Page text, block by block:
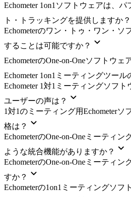
Echometer 1on1ソフトウェアは、
ト・トラッキングを提供しますか？
Echometerのワン・トゥ・ワン・ソ
することは可能ですか？
EchometerのOne-on-Oneソフトウェ
Echometer 1on1ミーティングツー
Echometer 1対1ミーティングソフ
ユーザーの声は？
1対1のミーティング用Echometerソ
格は？
EchometerのOne-on-Oneミーティ
ような統合機能がありますか？
EchometerのOne-on-Oneミーティ
すか？
Echometerの1on1ミーティングソフ